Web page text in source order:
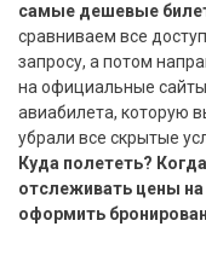
самые дешевые
сравниваем все
запросу, а потом
на официальные
авиабилета, которую
убрали все скрытые
Куда полететь?
отслеживать цены на
оформить
Вьетнам
Хайнань
Северный Гоа
Южный Гоа
Занзибар